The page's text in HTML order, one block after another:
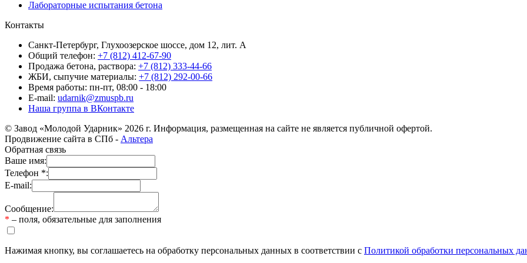
Лабораторные испытания бетона
Контакты
Санкт-Петербург, Глухоозерское шоссе, дом 12, лит. А
Общий телефон: +7 (812) 412-67-90
Продажа бетона, раствора: +7 (812) 333-44-66
ЖБИ, сыпучие материалы: +7 (812) 292-00-66
Время работы: пн-пт, 08:00 - 18:00
E-mail: udarnik@zmuspb.ru
Наша группа в ВКонтакте
© Завод «Молодой Ударник» 2026 г. Информация, размещенная на сайте не является публичной офертой.
Продвижение сайта в СПб - Альтера
Обратная связь
Ваше имя:
Телефон *:
E-mail:
Сообщение:
* – поля, обязательные для заполнения
Нажимая кнопку, вы соглашаетесь на обработку персональных данных в соответствии с Политикой обработки персональных